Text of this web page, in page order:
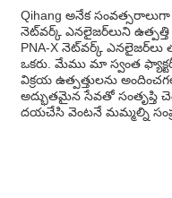
Qihang అనేక
నెట్‌వర్క్ ఎనలైజర్‌లుని
PNA-X నెట్‌వర్క్
ఒకరు. మేము మా స్వంత
విక్రయ ఉత్పత్తులను
అద్భుతమైన సేవతో సంతృప్తి
దయచేసి వెంటనే మమ్మల్ని